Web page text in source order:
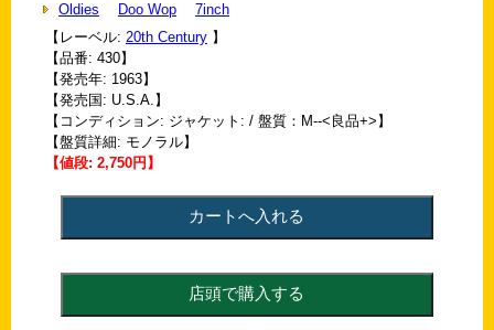
Oldies Doo Wop
7inch
【レーベル: 20th Century 】
【品番: 430】
【発売年: 1963】
【発売国: U.S.A.】
【コンディション: ジャケット: / 盤質：M--<良品+>】
【盤質詳細: モノラル】
【値段: 2,750円】